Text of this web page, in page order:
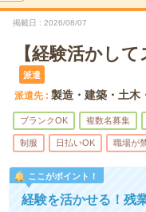
掲載日 2026/08/07
【経験活かし
派遣
派遣先 製造・建築・土木
ブランクOK 複数名募集
制服 日払いOK 職場が
ここがポイント！
経験を活かせる！残